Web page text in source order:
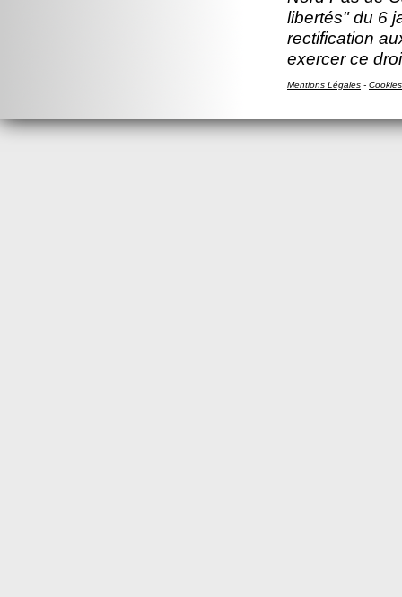
libertés" du 6
rectification
exercer ce
Mentions Légales - Cookies